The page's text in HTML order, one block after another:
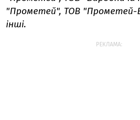
"Прометей", ТОВ
інші.
РЕКЛАМА: